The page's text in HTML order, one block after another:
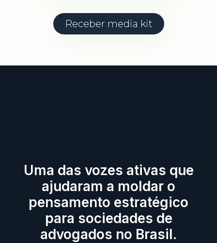
Receber media kit
Uma das vozes ativas que
ajudaram a moldar o
pensamento estratégico
para sociedades de
advogados no Brasil.